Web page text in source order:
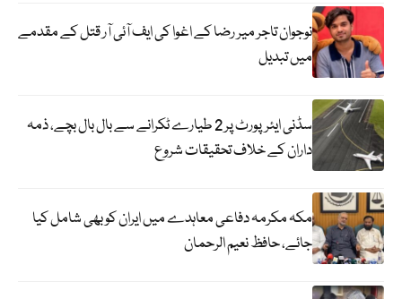
نوجوان تاجر میر رضا کے اغوا کی ایف آئی آر قتل کے مقدمے
میں تبدیل
سڈنی ایئرپورٹ پر 2 طیارے ٹکرانے سے بال بال بچے، ذمہ
داران کے خلاف تحقیقات شروع
مکہ مکرمہ دفاعی معاہدے میں ایران کو بھی شامل کیا
جائے، حافظ نعیم الرحمان